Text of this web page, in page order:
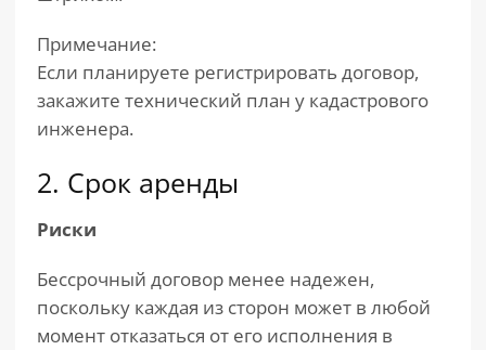
Примечание:
Если планируете регистрировать договор,
закажите технический план у кадастрового
инженера.
2. Срок аренды
Риски
Бессрочный договор менее надежен,
поскольку каждая из сторон может в любой
момент отказаться от его исполнения в